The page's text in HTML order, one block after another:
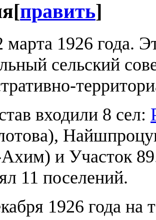
[править]
марта 1926 года.
сельский
входили 8 сел:
и Участок
11 поселений.
1926 года на